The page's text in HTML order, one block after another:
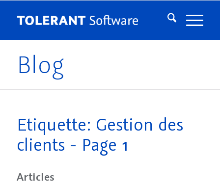
Blog
Etiquette: Gestion des
clients - Page 1
Articles